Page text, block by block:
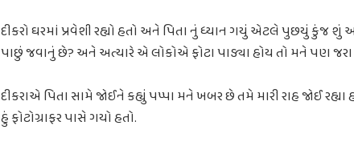
દીકરો ઘરમાં પ્રવેશી રહ્યો હતો અને પિતા નું ધ્યાન ગયું એટલે પુછયું કુંજ
પાછું જવાનું છે? અને અત્યારે એ લોકોએ ફોટા પાડ્યા હોય તો મને પણ
દીકરાએ પિતા સામે જોઈને કહ્યું પપ્પા મને ખબર છે તમે મારી રાહ જોઈ
હું ફોટોગ્રાફર પાસે ગયો હતો.